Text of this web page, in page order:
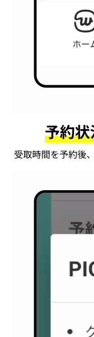
予約
受取時間を予約後